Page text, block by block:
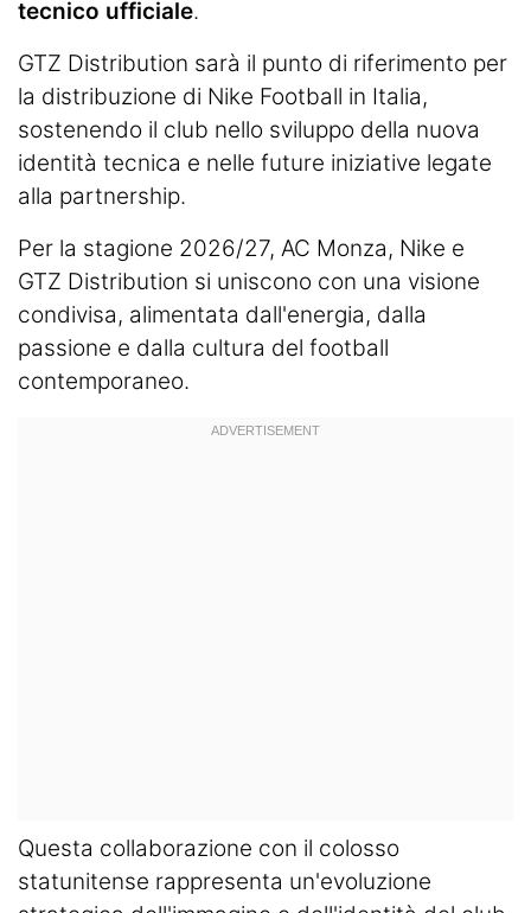
tecnico ufficiale.
GTZ Distribution sarà il punto di riferimento per
la distribuzione di Nike Football in Italia,
sostenendo il club nello sviluppo della nuova
identità tecnica e nelle future iniziative legate
alla partnership.
Per la stagione 2026/27, AC Monza, Nike e
GTZ Distribution si uniscono con una visione
condivisa, alimentata dall'energia, dalla
passione e dalla cultura del football
contemporaneo.
Questa collaborazione con il colosso
statunitense rappresenta un'evoluzione